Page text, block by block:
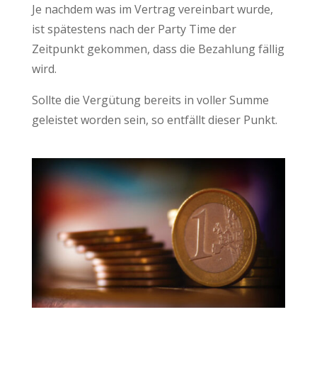
Je nachdem was im Vertrag vereinbart wurde,
ist spätestens nach der Party Time der
Zeitpunkt gekommen, dass die Bezahlung fällig
wird.
Sollte die Vergütung bereits in voller Summe
geleistet worden sein, so entfällt dieser Punkt.